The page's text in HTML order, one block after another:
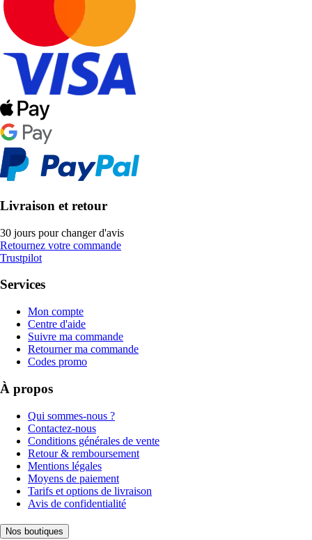
Livraison et retour
30 jours pour changer d'avis
Retournez votre commande
Trustpilot
Services
Mon compte
Centre d'aide
Suivre ma commande
Retourner ma commande
Codes promo
À propos
Qui sommes-nous ?
Contactez-nous
Conditions générales de vente
Retour & remboursement
Mentions légales
Moyens de paiement
Tarifs et options de livraison
Avis de confidentialité
Nos boutiques